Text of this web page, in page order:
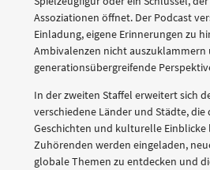
Assoziationen öffnet. Der Podcast
Einladung, eigene Erinnerungen zu
Ambivalenzen nicht auszuklammern
generationsübergreifende
In der zweiten Staffel erweitert sich
verschiedene Länder und Städte,
Geschichten und kulturelle Einblicke
Zuhörenden werden eingeladen,
globale Themen zu entdecken und